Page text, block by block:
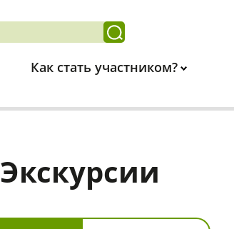
Как стать участником?
Экскурсии